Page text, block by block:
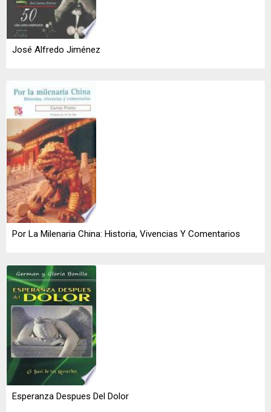
José Alfredo Jiménez
Por La Milenaria China: Historia, Vivencias Y Comentarios
Esperanza Despues Del Dolor